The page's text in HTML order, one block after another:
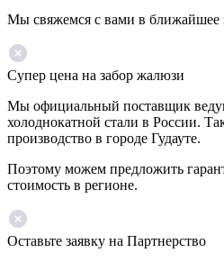
Мы свяжемся с вами в ближайшее
Супер цена на забор жалюзи
Мы официальный поставщик
холоднокатной стали в России.
производство в городе Гудауте.
Поэтому можем предложить
стоимость в регионе.
Оставьте заявку на Партнерство